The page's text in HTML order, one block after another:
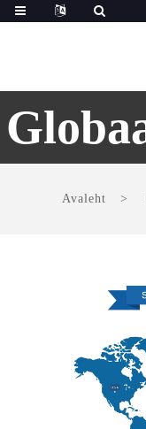
Avaleht